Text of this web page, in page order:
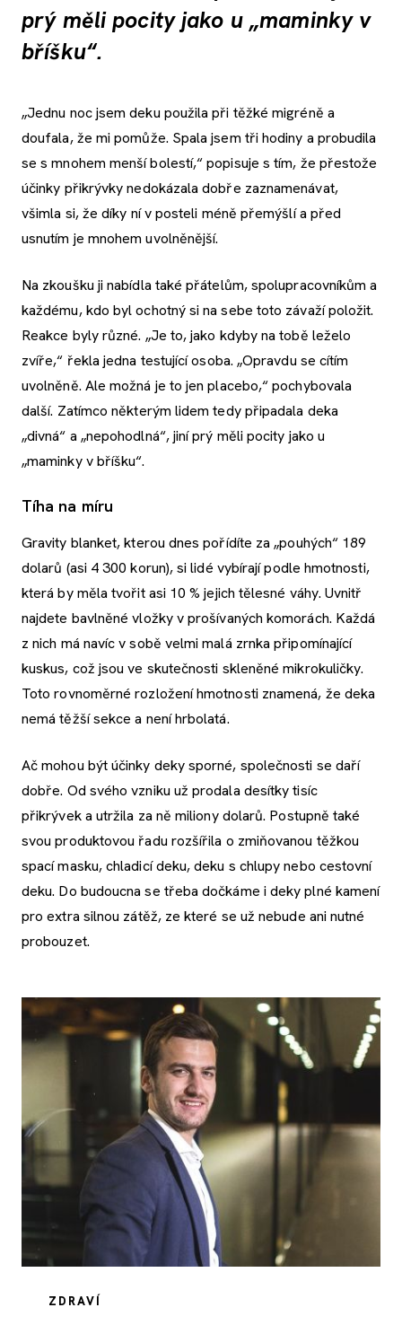
prý měli pocity jako u „maminky v
bříšku“.
„Jednu noc jsem deku použila při těžké migréně a
doufala, že mi pomůže. Spala jsem tři hodiny a probudila
se s mnohem menší bolestí,“ popisuje s tím, že přestože
účinky přikrývky nedokázala dobře zaznamenávat,
všimla si, že díky ní v posteli méně přemýšlí a před
usnutím je mnohem uvolněnější.
Na zkoušku ji nabídla také přátelům, spolupracovníkům a
každému, kdo byl ochotný si na sebe toto závaží položit.
Reakce byly různé. „Je to, jako kdyby na tobě leželo
zvíře,“ řekla jedna testující osoba. „Opravdu se cítím
uvolněně. Ale možná je to jen placebo,“ pochybovala
další. Zatímco některým lidem tedy připadala deka
„divná“ a „nepohodlná“, jiní prý měli pocity jako u
„maminky v bříšku“.
Tíha na míru
Gravity blanket, kterou dnes pořídíte za „pouhých“ 189
dolarů (asi 4 300 korun), si lidé vybírají podle hmotnosti,
která by měla tvořit asi 10 % jejich tělesné váhy. Uvnitř
najdete bavlněné vložky v prošívaných komorách. Každá
z nich má navíc v sobě velmi malá zrnka připomínající
kuskus, což jsou ve skutečnosti skleněné mikrokuličky.
Toto rovnoměrné rozložení hmotnosti znamená, že deka
nemá těžší sekce a není hrbolatá.
Ač mohou být účinky deky sporné, společnosti se daří
dobře. Od svého vzniku už prodala desítky tisíc
přikrývek a utržila za ně miliony dolarů. Postupně také
svou produktovou řadu rozšířila o zmiňovanou těžkou
spací masku, chladicí deku, deku s chlupy nebo cestovní
deku. Do budoucna se třeba dočkáme i deky plné kamení
pro extra silnou zátěž, ze které se už nebude ani nutné
probouzet.
ZDRAVÍ